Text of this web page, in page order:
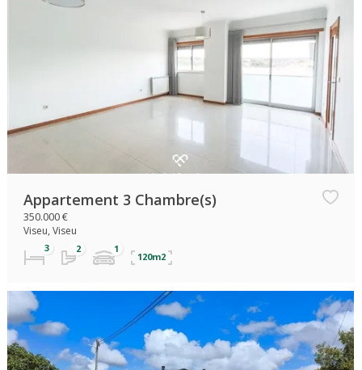
Appartement 3 Chambre(s)
350.000 €
Viseu, Viseu
120m2